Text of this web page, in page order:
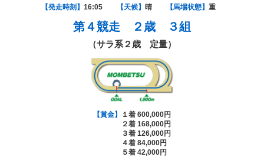
【発走時刻】 16:05 【天候】 晴 【馬場状態】 重
第４競走 ２歳 ３組
（サラ系２歳 定量）
【賞金】
１着 600,000円
２着 168,000円
３着 126,000円
４着 84,000円
５着 42,000円